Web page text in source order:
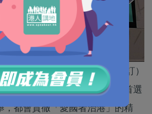
年完善選舉制度（綜合修訂）
嚟講，相關立法就係不論係特首選
，都會貫徹「愛國者治港」的精